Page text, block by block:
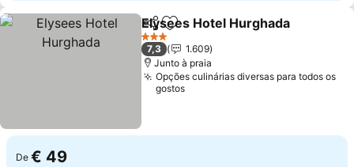
PartilharAdicionar aos favoritos
Elysees Hotel Hurghada
3 Estrelas
7,3
1.609
Junto à praia
Opções culinárias diversas para todos os
gostos
De € 49